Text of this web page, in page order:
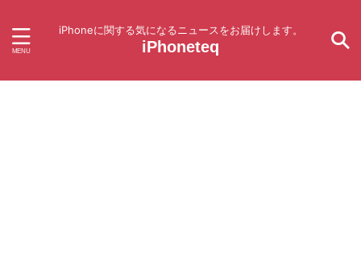
iPhoneに関する気になるニュースをお届けします。
iPhoneteq